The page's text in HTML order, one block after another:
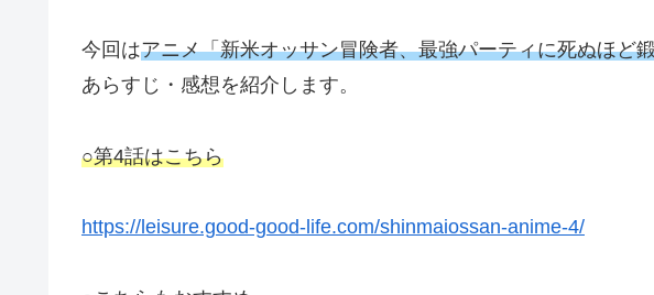
今回はアニメ「新米オッサン冒険者、最強パーティに死ぬほど
あらすじ・感想を紹介します。
○第4話はこちら
https://leisure.good-good-life.com/shinmaiossan-anime-4/